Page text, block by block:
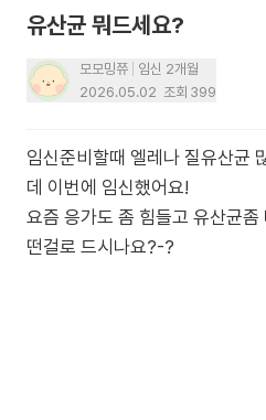
유산균 뭐드세요?
모모밍쮸
임신 2개월
2026.05.02 조회 399
임신준비할때 엘레나 질유산균
데 이번에 임신했어요!
요즘 응가도 좀 힘들고 유산균좀
떤걸로 드시나요?-?